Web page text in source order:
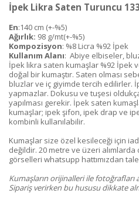
İpek Likra Saten Turuncu
En:140 cm (+-%5)
Ağırlık: 98 g/mt(+-%5)
Kompozisyon: %8 Licra %92 İpek
Kullanım Alanı: Abiye elbiseler,
İpek likra saten kumaşlar %92 İpek
doğal bir kumaştır. Saten olması
bluzlar ve iç giyimde tercih edilirler.
yapmazlar. Dokusu ve tuşesi
yapılması gerekir. İpek saten
kumaşlar; ipek şifon, ipek drap ve
kombinli kullanılabilir.
Kumaşlar size özel kesileceği için
değildir. 20 metre ve üzeri alımlarda
görselleri whatsupp hattımızdan
Kumaşların orijinalleri ile fotoğrafları
Sipariş verirken bu hususu dikkate